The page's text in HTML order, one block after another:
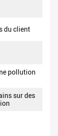
du client
pollution
sur des